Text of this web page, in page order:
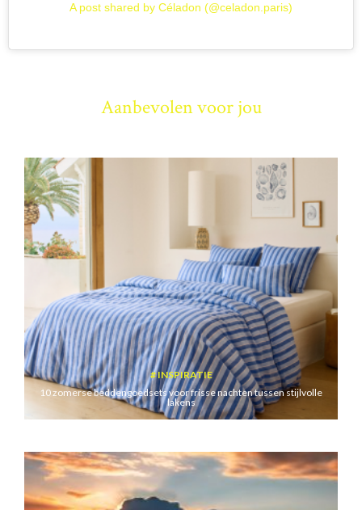
A post shared by Céladon (@celadon.paris)
Aanbevolen voor jou
INSPIRATIE
10 zomerse beddengoedsets voor frisse nachten tussen stijlvolle
lakens